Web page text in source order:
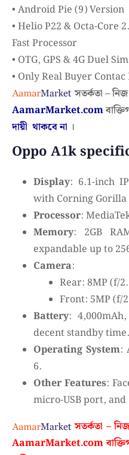
• Android Pie (9) Version
• Helio P22 & Octa-Core
Fast Processor
• OTG, GPS & 4G Duel
• Only Real Buyer
সতর্কতা –
AamarMarket.com
দায়ী থাকবে না ।
Oppo A1k
Display: 6.1-inch
with Corning Gorilla
Processor:
Memory: 2GB
expandable up to
Camera:
Rear: 8MP (f/
Front: 5MP (f/
Battery:
decent standby time.
Operating System:
6.
Other Features:
micro-USB port,
সতর্কতা –
AamarMarket.com